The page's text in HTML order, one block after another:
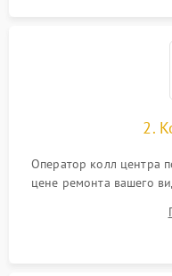
2.
Оператор колл центра
цене ремонта вашего